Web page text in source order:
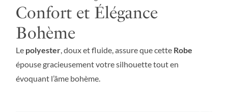
Confort et Élégance
Bohème
Le polyester, doux et fluide, assure que cette Robe
épouse gracieusement votre silhouette tout en
évoquant l’âme bohème.